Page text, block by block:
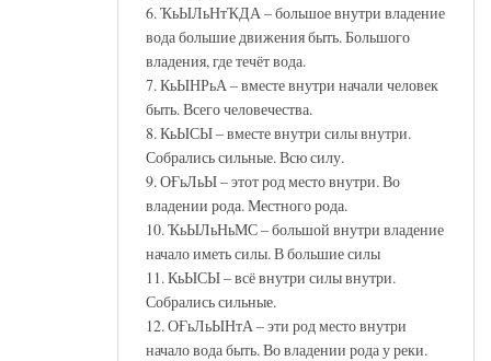
6. ҠьЫЛьНтҠДА – большое внутри владение
вода большие движения быть. Большого
владения, где течёт вода.
7. КьЫНРьА – вместе внутри начали человек
быть. Всего человечества.
8. КьЫСЫ – вместе внутри силы внутри.
Собрались сильные. Всю силу.
9. ОҒьЛьЫ – этот род место внутри. Во
владении рода. Местного рода.
10. ҠьЫЛьНьМС – большой внутри владение
начало иметь силы. В большие силы
11. КьЫСЫ – всё внутри силы внутри.
Собрались сильные.
12. ОҒьЛьЫНтА – эти род место внутри
начало вода быть. Во владении рода у реки.